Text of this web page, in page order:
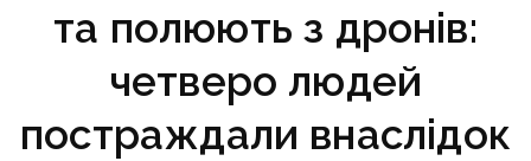
та полюють з дронів:
четверо людей
постраждали внаслідок